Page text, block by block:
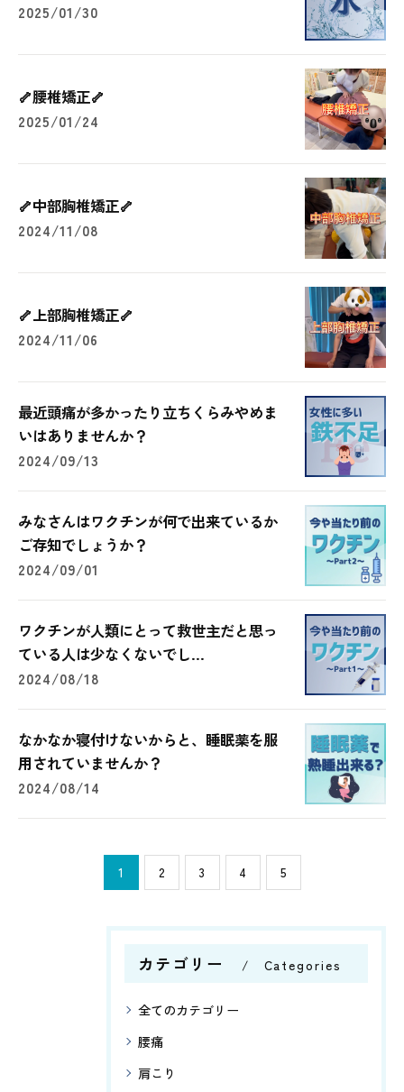
2025/01/30
🦴腰椎矯正🦴
2025/01/24
🦴中部胸椎矯正🦴
2024/11/08
🦴上部胸椎矯正🦴
2024/11/06
最近頭痛が多かったり立ちくらみやめま
いはありませんか？
2024/09/13
みなさんはワクチンが何で出来ているか
ご存知でしょうか？
2024/09/01
ワクチンが人類にとって救世主だと思っ
ている人は少なくないでし...
2024/08/18
なかなか寝付けないからと、睡眠薬を服
用されていませんか？
2024/08/14
1 2 3 4 5
カテゴリー Categories
全てのカテゴリー
腰痛
肩こり